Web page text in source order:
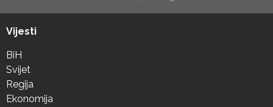
Vijesti
BiH
Svijet
Regija
Ekonomija